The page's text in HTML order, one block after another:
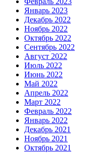
Январь 2023
Декабрь 2022
Ноябрь 2022
Октябрь 2022
Сентябрь 2022
Август 2022
Июль 2022
Июнь 2022
Май 2022
Апрель 2022
Март 2022
Февраль 2022
Январь 2022
Декабрь 2021
Ноябрь 2021
Октябрь 2021